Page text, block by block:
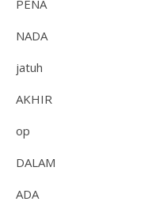
PENA
NADA
jatuh
AKHIR
op
DALAM
ADA